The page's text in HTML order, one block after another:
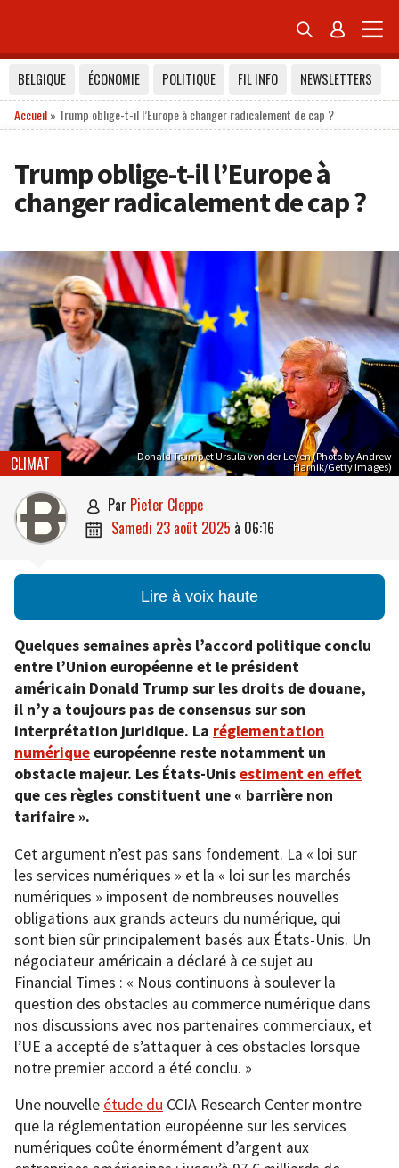
 
BELGIQUE ÉCONOMIE POLITIQUE FIL INFO
NEWSLETTERS
Accueil» Trump oblige-t-il l’Europe à changer radicalement de cap ?
Trump oblige-t-il l’Europe à
changer radicalement de cap ?
Donald Trump et Ursula von der Leyen (Photo by Andrew
Harnik/Getty Images)
CLIMAT
 par Pieter Cleppe
 samedi 23 août 2025 à 06:16
Lire à voix haute
Quelques semaines après l’accord politique conclu
entre l’Union européenne et le président
américain Donald Trump sur les droits de douane,
il n’y a toujours pas de consensus sur son
interprétation juridique. La réglementation
numériqueeuropéenne reste notamment un
obstacle majeur. Les États-Unisestiment en effet
que ces règles constituent une « barrière non
tarifaire ».
Cet argument n’est pas sans fondement. La « loi sur
les services numériques » et la « loi sur les marchés
numériques » imposent de nombreuses nouvelles
obligations aux grands acteurs du numérique, qui
sont bien sûr principalement basés aux États-Unis. Un
négociateur américain a déclaré à ce sujet au
Financial Times : « Nous continuons à soulever la
question des obstacles au commerce numérique dans
nos discussions avec nos partenaires commerciaux, et
l’UE a accepté de s’attaquer à ces obstacles lorsque
notre premier accord a été conclu. »
Une nouvelle étude du CCIA Research Center montre
que la réglementation européenne sur les services
numériques coûte énormément d’argent aux